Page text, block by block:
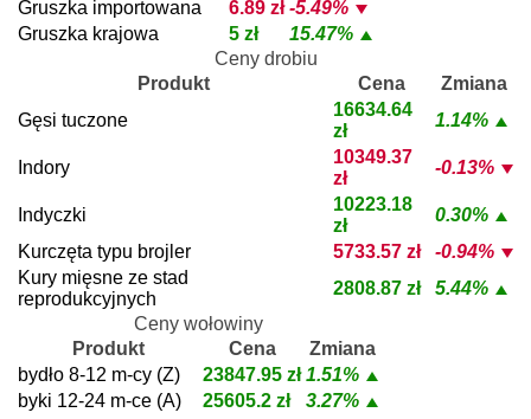
Gruszka importowana
6.89 zł -5.49%
Gruszka krajowa
5 zł
15.47%
Ceny drobiu
Produkt
Cena
Zmiana
Gęsi tuczone
16634.64
zł
1.14%
Indory
10349.37
zł
-0.13%
Indyczki
10223.18
zł
0.30%
Kurczęta typu brojler
5733.57 zł
-0.94%
Kury mięsne ze stad
reprodukcyjnych
2808.87 zł
5.44%
Ceny wołowiny
Produkt
Cena
Zmiana
bydło 8-12 m-cy (Z)
23847.95 zł 1.51%
byki 12-24 m-ce (A)
25605.2 zł
3.27%